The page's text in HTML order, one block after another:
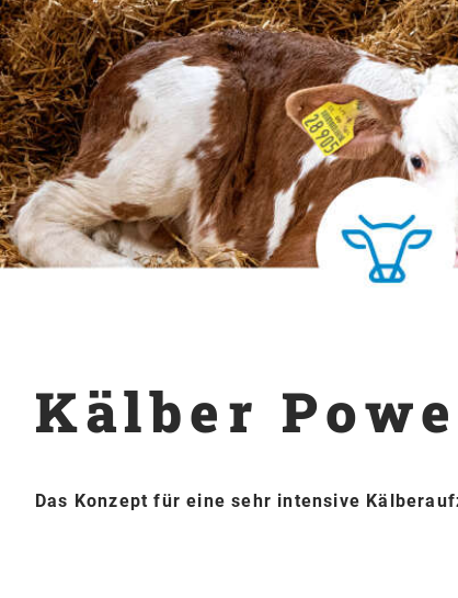
Kälber
Das Konzept für eine sehr intensive